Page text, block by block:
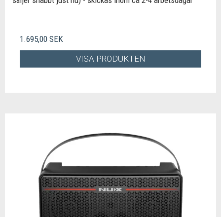
1.695,00 SEK
VISA PRODUKTEN